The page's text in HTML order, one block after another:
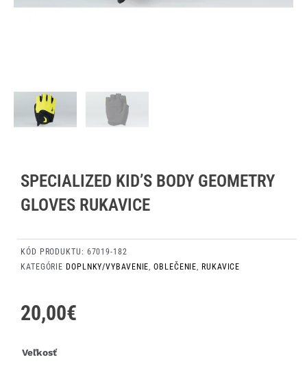
SPECIALIZED KID’S BODY GEOMETRY
GLOVES RUKAVICE
KÓD PRODUKTU: 67019-182
KATEGÓRIE DOPLNKY/VYBAVENIE ,OBLEČENIE RUKAVICE
Veľkosť
množstvo
20,00€